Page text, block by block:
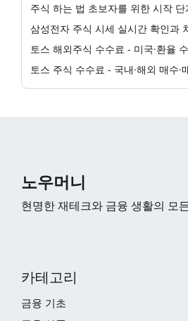
노우머니
현명한 재테크와 금융 생활의 모
카테고리
금융 기초